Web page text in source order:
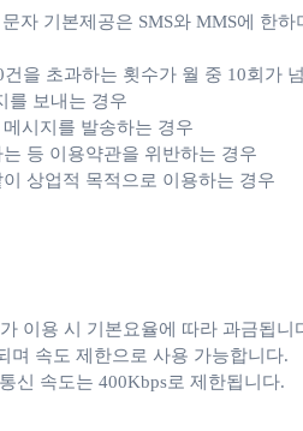
자 기본제공은 SMS와 MMS에 한
을 초과하는 횟수가 월 중 10회가
를 보내는 경우
시지를 발송하는 경우
등 이용약관을 위반하는 경우
상업적 목적으로 이용하는 경우
이용 시 기본요율에 따라 과금됩니
며 속도 제한으로 사용 가능합니다.
신 속도는 400Kbps로 제한됩니다.